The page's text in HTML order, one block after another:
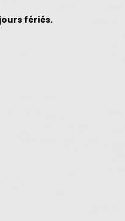
fériés.